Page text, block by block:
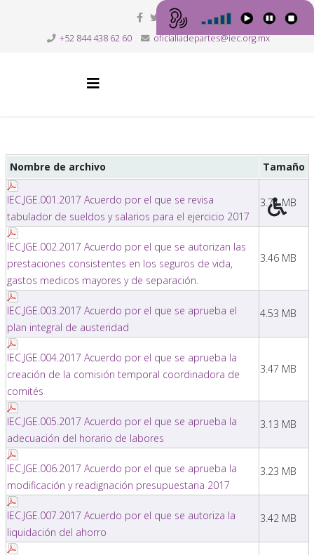
+52 844 438 62 60 oficialiadepartes@iec.org.mx
Nombre de archivo Tamaño
IEC.JGE.001.2017 Acuerdo por el que se revisa
tabulador de sueldos y salarios para el ejercicio 2017
3.71 MB
IEC.JGE.002.2017 Acuerdo por el que se autorizan las
prestaciones consistentes en los seguros de vida,
gastos medicos mayores y de separación.
3.46 MB
IEC.JGE.003.2017 Acuerdo por el que se aprueba el
plan integral de austeridad
4.53 MB
IEC.JGE.004.2017 Acuerdo por el que se aprueba la
creación de la comisión temporal coordinadora de
comités
3.47 MB
IEC.JGE.005.2017 Acuerdo por el que se aprueba la
adecuación del horario de labores
3.13 MB
IEC.JGE.006.2017 Acuerdo por el que se aprueba la
modificación y readignación presupuestaria 2017
3.23 MB
IEC.JGE.007.2017 Acuerdo por el que se autoriza la
liquidación del ahorro
3.42 MB